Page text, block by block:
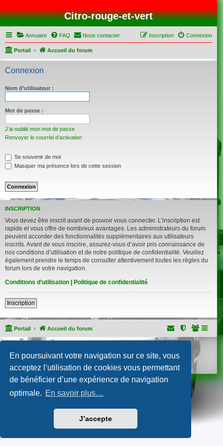
En poursuivant votre navigation sur ce site, vous
acceptez l’utilisation de cookies vous permettant
de bénéficier d’une expérience de navigation
optimale. En savoir plus…
J’accepte
Citro-rouge-et-vert
Annuaire FAQ Nous contacter Connexion
Inscription
Portail Accueil du forum
Connexion
Nom d’utilisateur :
Mot de passe :
J’ai oublié mon mot de passe
Renvoyer le courriel d’activation
Se souvenir de moi
Masquer ma présence lors de cette session
INSCRIPTION
Vous devez être inscrit avant de pouvoir vous connecter. L’inscription est
rapide et vous offre de nombreux avantages. Les administrateurs du forum
peuvent accorder des fonctionnalités supplémentaires aux utilisateurs
inscrits. Avant de vous inscrire, assurez-vous d’avoir pris connaissance de
nos conditions d’utilisation et de notre politique de confidentialité. Veuillez
également prendre le temps de consulter attentivement toutes les règles du
forum lors de votre navigation.
Conditions d’utilisation | Politique de confidentialité
Inscription
Portail Accueil du forum
Traduction française officielle©Qiaeru
Confidentialité |